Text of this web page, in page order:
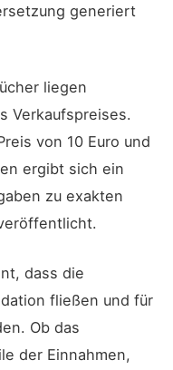
generiert
liegen
Verkaufspreises.
von 10 Euro und
ergibt sich ein
zu exakten
dass die
fließen und für
Ob das
der Einnahmen,